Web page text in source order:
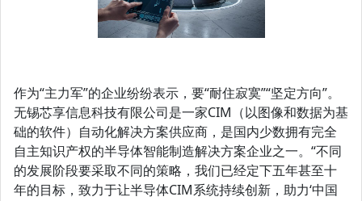
作为“主力军”的企业纷纷表示，要“耐住寂寞”“坚定方向”。
无锡芯享信息科技有限公司是一家CIM（以图像和数据为基
础的软件）自动化解决方案供应商，是国内少数拥有完全
自主知识产权的半导体智能制造解决方案企业之一。“不同
的发展阶段要采取不同的策略，我们已经定下五年甚至十
年的目标，致力于让半导体CIM系统持续创新，助力‘中国